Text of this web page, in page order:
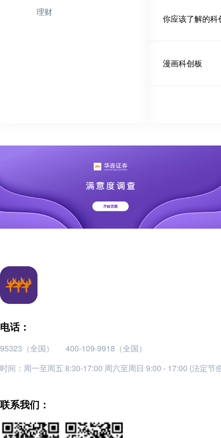
理财
你应该了解的科
漫画科创板
电话：
95323（全国）
400-109-9918（全国）
时间：周一至周五 8:30-17:00 周六至周日 9:00 - 17:00 (法定节
联系我们：